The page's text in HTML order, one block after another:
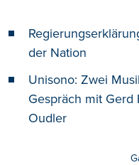
der Nation
Unisono: Zwei
Gespräch mit
Oudler